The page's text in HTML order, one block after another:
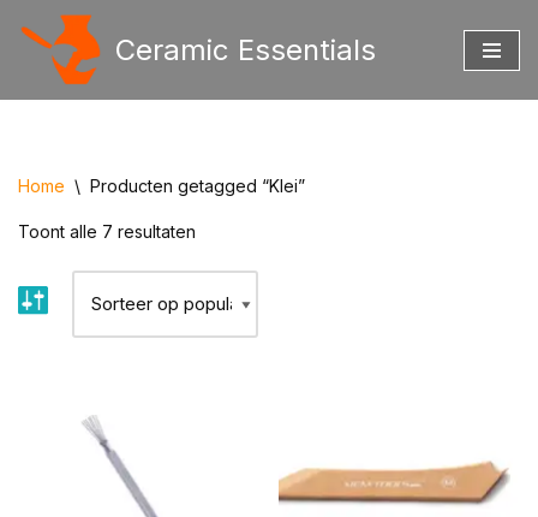
Ceramic Essentials
Home \ Producten getagged “Klei”
Toont alle 7 resultaten